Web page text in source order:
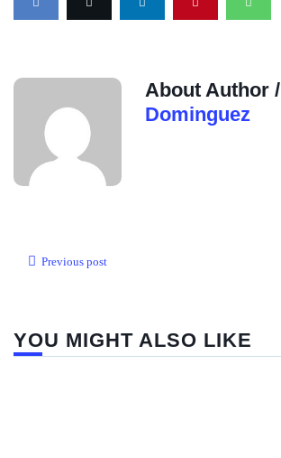
About Author /
Dominguez
Previous post
YOU MIGHT ALSO LIKE